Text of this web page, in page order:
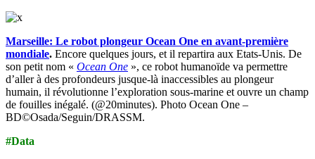
Marseille: Le robot plongeur Ocean One en avant-première
mondiale. Encore quelques jours, et il repartira aux Etats-Unis. De
son petit nom « Ocean One », ce robot humanoïde va permettre
d’aller à des profondeurs jusque-là inaccessibles au plongeur
humain, il révolutionne l’exploration sous-marine et ouvre un champ
de fouilles inégalé. (@20minutes). Photo Ocean One –
BD©Osada/Seguin/DRASSM.
#Data